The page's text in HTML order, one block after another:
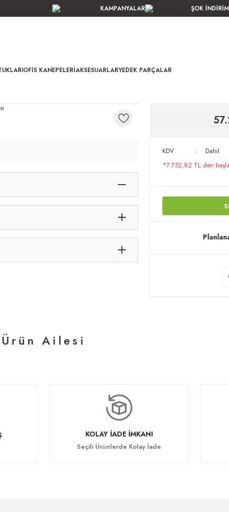
KAMPANYALAR ŞOK
OFIS KANEPELERIAKSESUARLARYEDEK PARÇALAR
KDV
Dahil
*7.752,82 TL den
Ürün Ailesi
KOLAY İADE İMKANI
Seçili Ürünlerde Kolay İade